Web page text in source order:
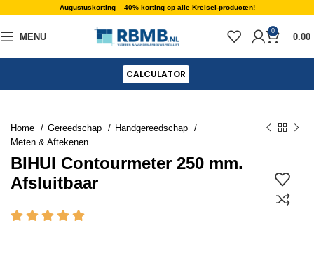
Augustuskorting – 40% korting op alle Kreisel-producten!
MENU
0
0.00
CALCULATOR
Home Gereedschap
Handgereedschap
Meten & Aftekenen
BIHUI Contourmeter 250 mm.
Afsluitbaar